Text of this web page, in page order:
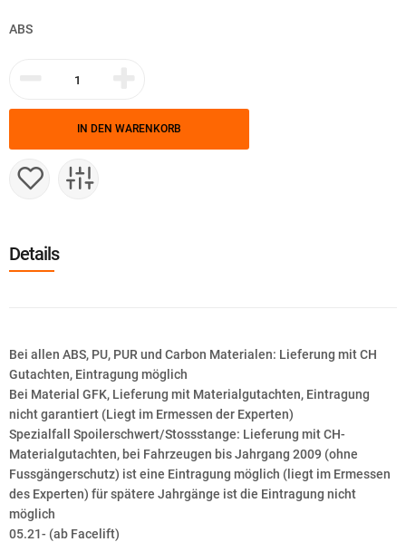
ABS
IN DEN WARENKORB
Details
Bei allen ABS, PU, PUR und Carbon Materialen: Lieferung mit CH
Gutachten, Eintragung möglich
Bei Material GFK, Lieferung mit Materialgutachten, Eintragung
nicht garantiert (Liegt im Ermessen der Experten)
Spezialfall Spoilerschwert/Stossstange: Lieferung mit CH-
Materialgutachten, bei Fahrzeugen bis Jahrgang 2009 (ohne
Fussgängerschutz) ist eine Eintragung möglich (liegt im Ermessen
des Experten) für spätere Jahrgänge ist die Eintragung nicht
möglich
05.21- (ab Facelift)